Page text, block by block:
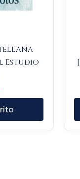
Estudio